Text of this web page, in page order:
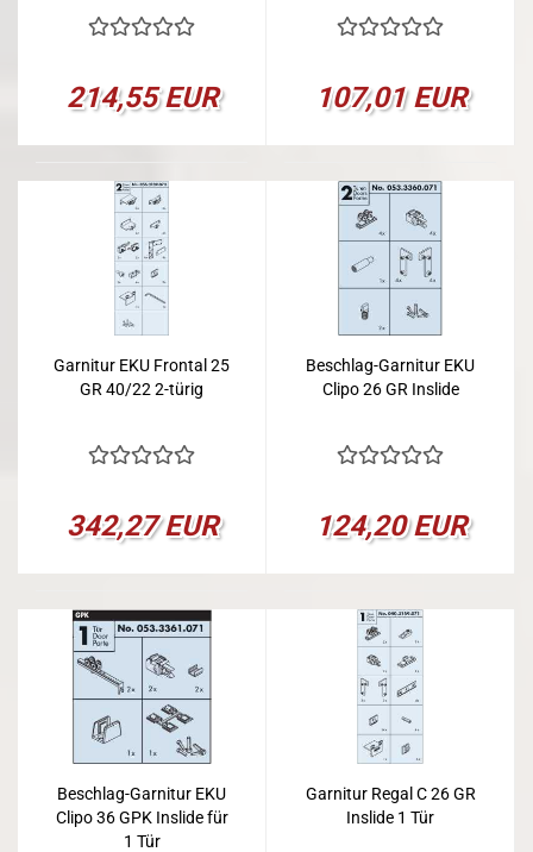
214,55 EUR 107,01 EUR
Garnitur EKU Frontal 25
GR 40/22 2-türig
342,27 EUR
Beschlag-Garnitur EKU
Clipo 26 GR Inslide
124,20 EUR
Beschlag-Garnitur EKU
Clipo 36 GPK Inslide für
1 Tür
Garnitur Regal C 26 GR
Inslide 1 Tür